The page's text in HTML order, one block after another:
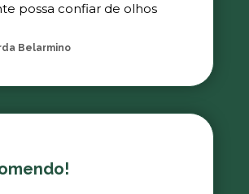
possa confiar de olhos
Belarmino